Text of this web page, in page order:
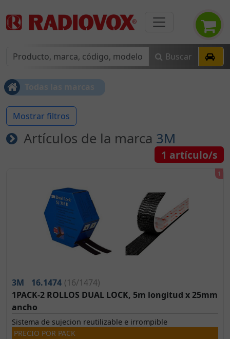
Buscar
Mostrar filtros
Artículos de la marca 3M
1 artículo/s
3M 16.1474 (16/1474)
1PACK-2 ROLLOS DUAL LOCK, 5m longitud x 25mm
ancho
Sistema de sujecion reutilizable e irrompible
PRECIO POR PACK